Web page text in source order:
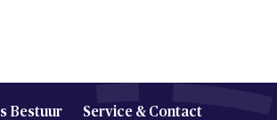
Bestuur Service & Contact